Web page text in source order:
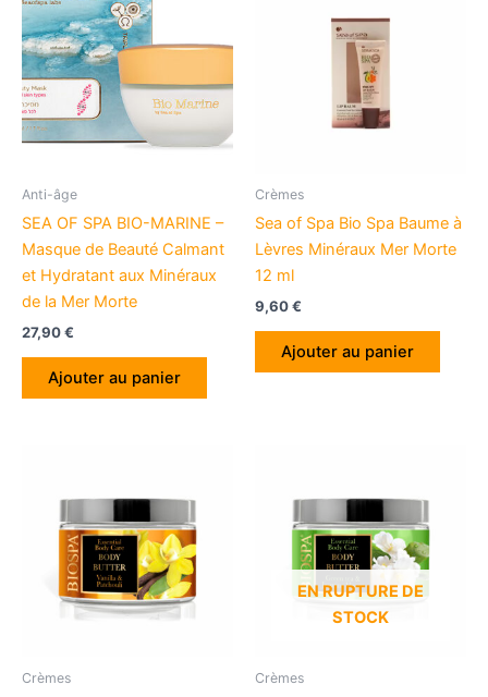
Anti-âge
SEA OF SPA BIO-MARINE –
Masque de Beauté Calmant
et Hydratant aux Minéraux
de la Mer Morte
27,90€
Ajouter au panier
Crèmes
Sea of Spa Bio Spa Baume à
Lèvres Minéraux Mer Morte
12 ml
9,60€
Ajouter au panier
Crèmes
EN RUPTURE DE
STOCK
Crèmes